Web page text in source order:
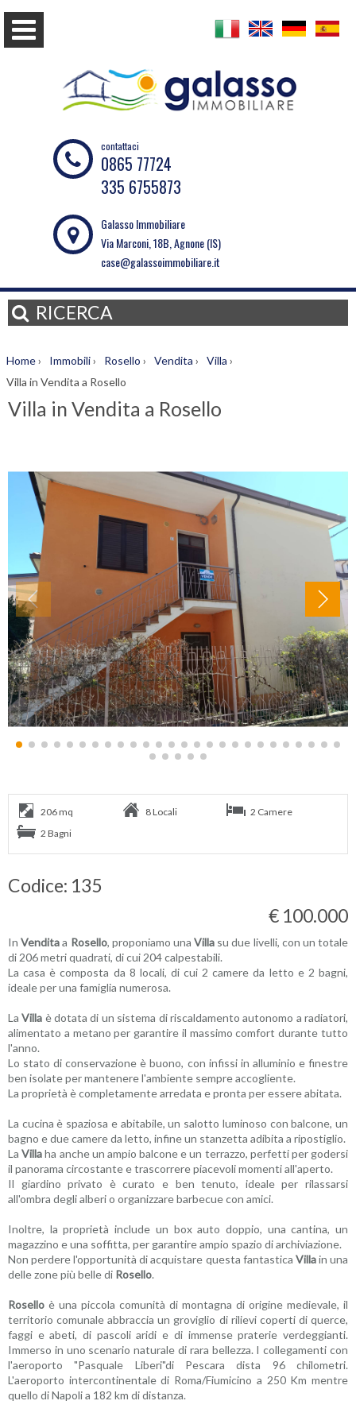
contattaci
0865 77724
335 6755873
Galasso Immobiliare
Via Marconi, 18B, Agnone (IS)
case@galassoimmobiliare.it
RICERCA
Home› Immobili› Rosello › Vendita › Villa ›
Villa in Vendita a Rosello
Villa in Vendita a Rosello
206 mq 8 Locali
2 Camere
2 Bagni
Codice: 135
€ 100.000
InVenditaa Rosello, proponiamo unaVilla su due livelli, con un totale
di 206 metri quadrati, di cui 204 calpestabili.
La casa è composta da 8 locali, di cui 2 camere da letto e 2 bagni,
ideale per una famiglia numerosa.
LaVilla è dotata di un sistema di riscaldamento autonomo a radiatori,
alimentato a metano per garantire il massimo comfort durante tutto
l'anno.
Lo stato di conservazione è buono, con infissi in alluminio e finestre
ben isolate per mantenere l'ambiente sempre accogliente.
La proprietà è completamente arredata e pronta per essere abitata.
La cucina è spaziosa e abitabile, un salotto luminoso con balcone, un
bagno e due camere da letto, infine un stanzetta adibita a ripostiglio.
LaVillaha anche un ampio balcone e un terrazzo, perfetti per godersi
il panorama circostante e trascorrere piacevoli momenti all'aperto.
Il giardino privato è curato e ben tenuto, ideale per rilassarsi
all'ombra degli alberi o organizzare barbecue con amici.
Inoltre, la proprietà include un box auto doppio, una cantina, un
magazzino e una soffitta, per garantire ampio spazio di archiviazione.
Non perdere l'opportunità di acquistare questa fantastica Villain una
delle zone più belle di Rosello.
Rosello è una piccola comunità di montagna di origine medievale, il
territorio comunale abbraccia un groviglio di rilievi coperti di querce,
faggi e abeti, di pascoli aridi e di immense praterie verdeggianti.
Immerso in uno scenario naturale di rara bellezza. I collegamenti con
l'aeroporto "Pasquale Liberi"di Pescara dista 96 chilometri.
L'aeroporto intercontinentale di Roma/Fiumicino a 250 Km mentre
quello di Napoli a 182 km di distanza.